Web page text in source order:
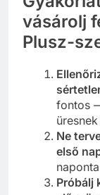
vásárolj
Plusz-
fontos
Ne
első
Próbálj